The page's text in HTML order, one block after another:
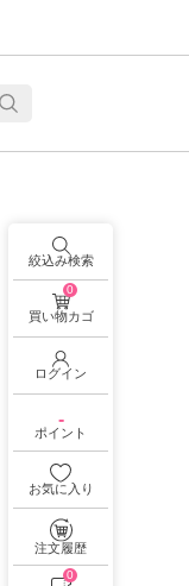
絞込み検索
0
買い物カゴ
ログイン
-
ポイント
お気に入り
注文履歴
0